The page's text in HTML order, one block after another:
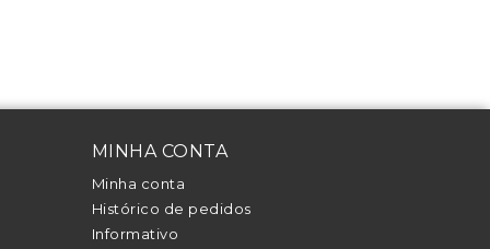
MINHA CONTA
Minha conta
Histórico de pedidos
Informativo